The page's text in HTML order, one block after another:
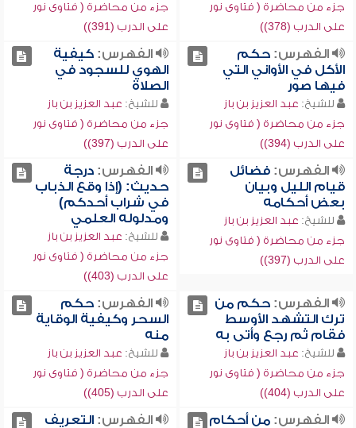
جزء من محاضرة ( فتاوى نور
على الدرب (378))
جزء من محاضرة ( فتاوى نور
على الدرب (391))
الفهرس:حكم
الأكل في الأواني التي
فيها صور
للشيخ: عبد العزيز بن باز
جزء من محاضرة ( فتاوى نور
على الدرب (394))
الفهرس:كيفية
الهوي للسجود في
الصلاة
للشيخ: عبد العزيز بن باز
جزء من محاضرة ( فتاوى نور
على الدرب (397))
الفهرس:فضائل
قيام الليل وبيان
بعض أحكامه
للشيخ: عبد العزيز بن باز
جزء من محاضرة ( فتاوى نور
على الدرب (397))
الفهرس:درجة
حديث: (إذا وقع الذباب
في شراب أحدكم)
ومدلوله العلمي
للشيخ: عبد العزيز بن باز
جزء من محاضرة ( فتاوى نور
على الدرب (403))
الفهرس:حكم من
ترك التشهد الأوسط
فقام ثم رجع وأتى به
للشيخ: عبد العزيز بن باز
جزء من محاضرة ( فتاوى نور
على الدرب (404))
الفهرس:حكم
السحر وكيفية الوقاية
منه
للشيخ: عبد العزيز بن باز
جزء من محاضرة ( فتاوى نور
على الدرب (405))
الفهرس:من أحكام
الفهرس:التعريف